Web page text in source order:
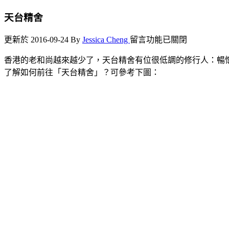
天台精舍
更新於 2016-09-24 By Jessica Cheng 在
台
精
留言功能已關閉
香港的老和尚越來越少了，天台精舍有位很低調的修行人：暢
了解如何前往「天台精舍」？可參考下圖：